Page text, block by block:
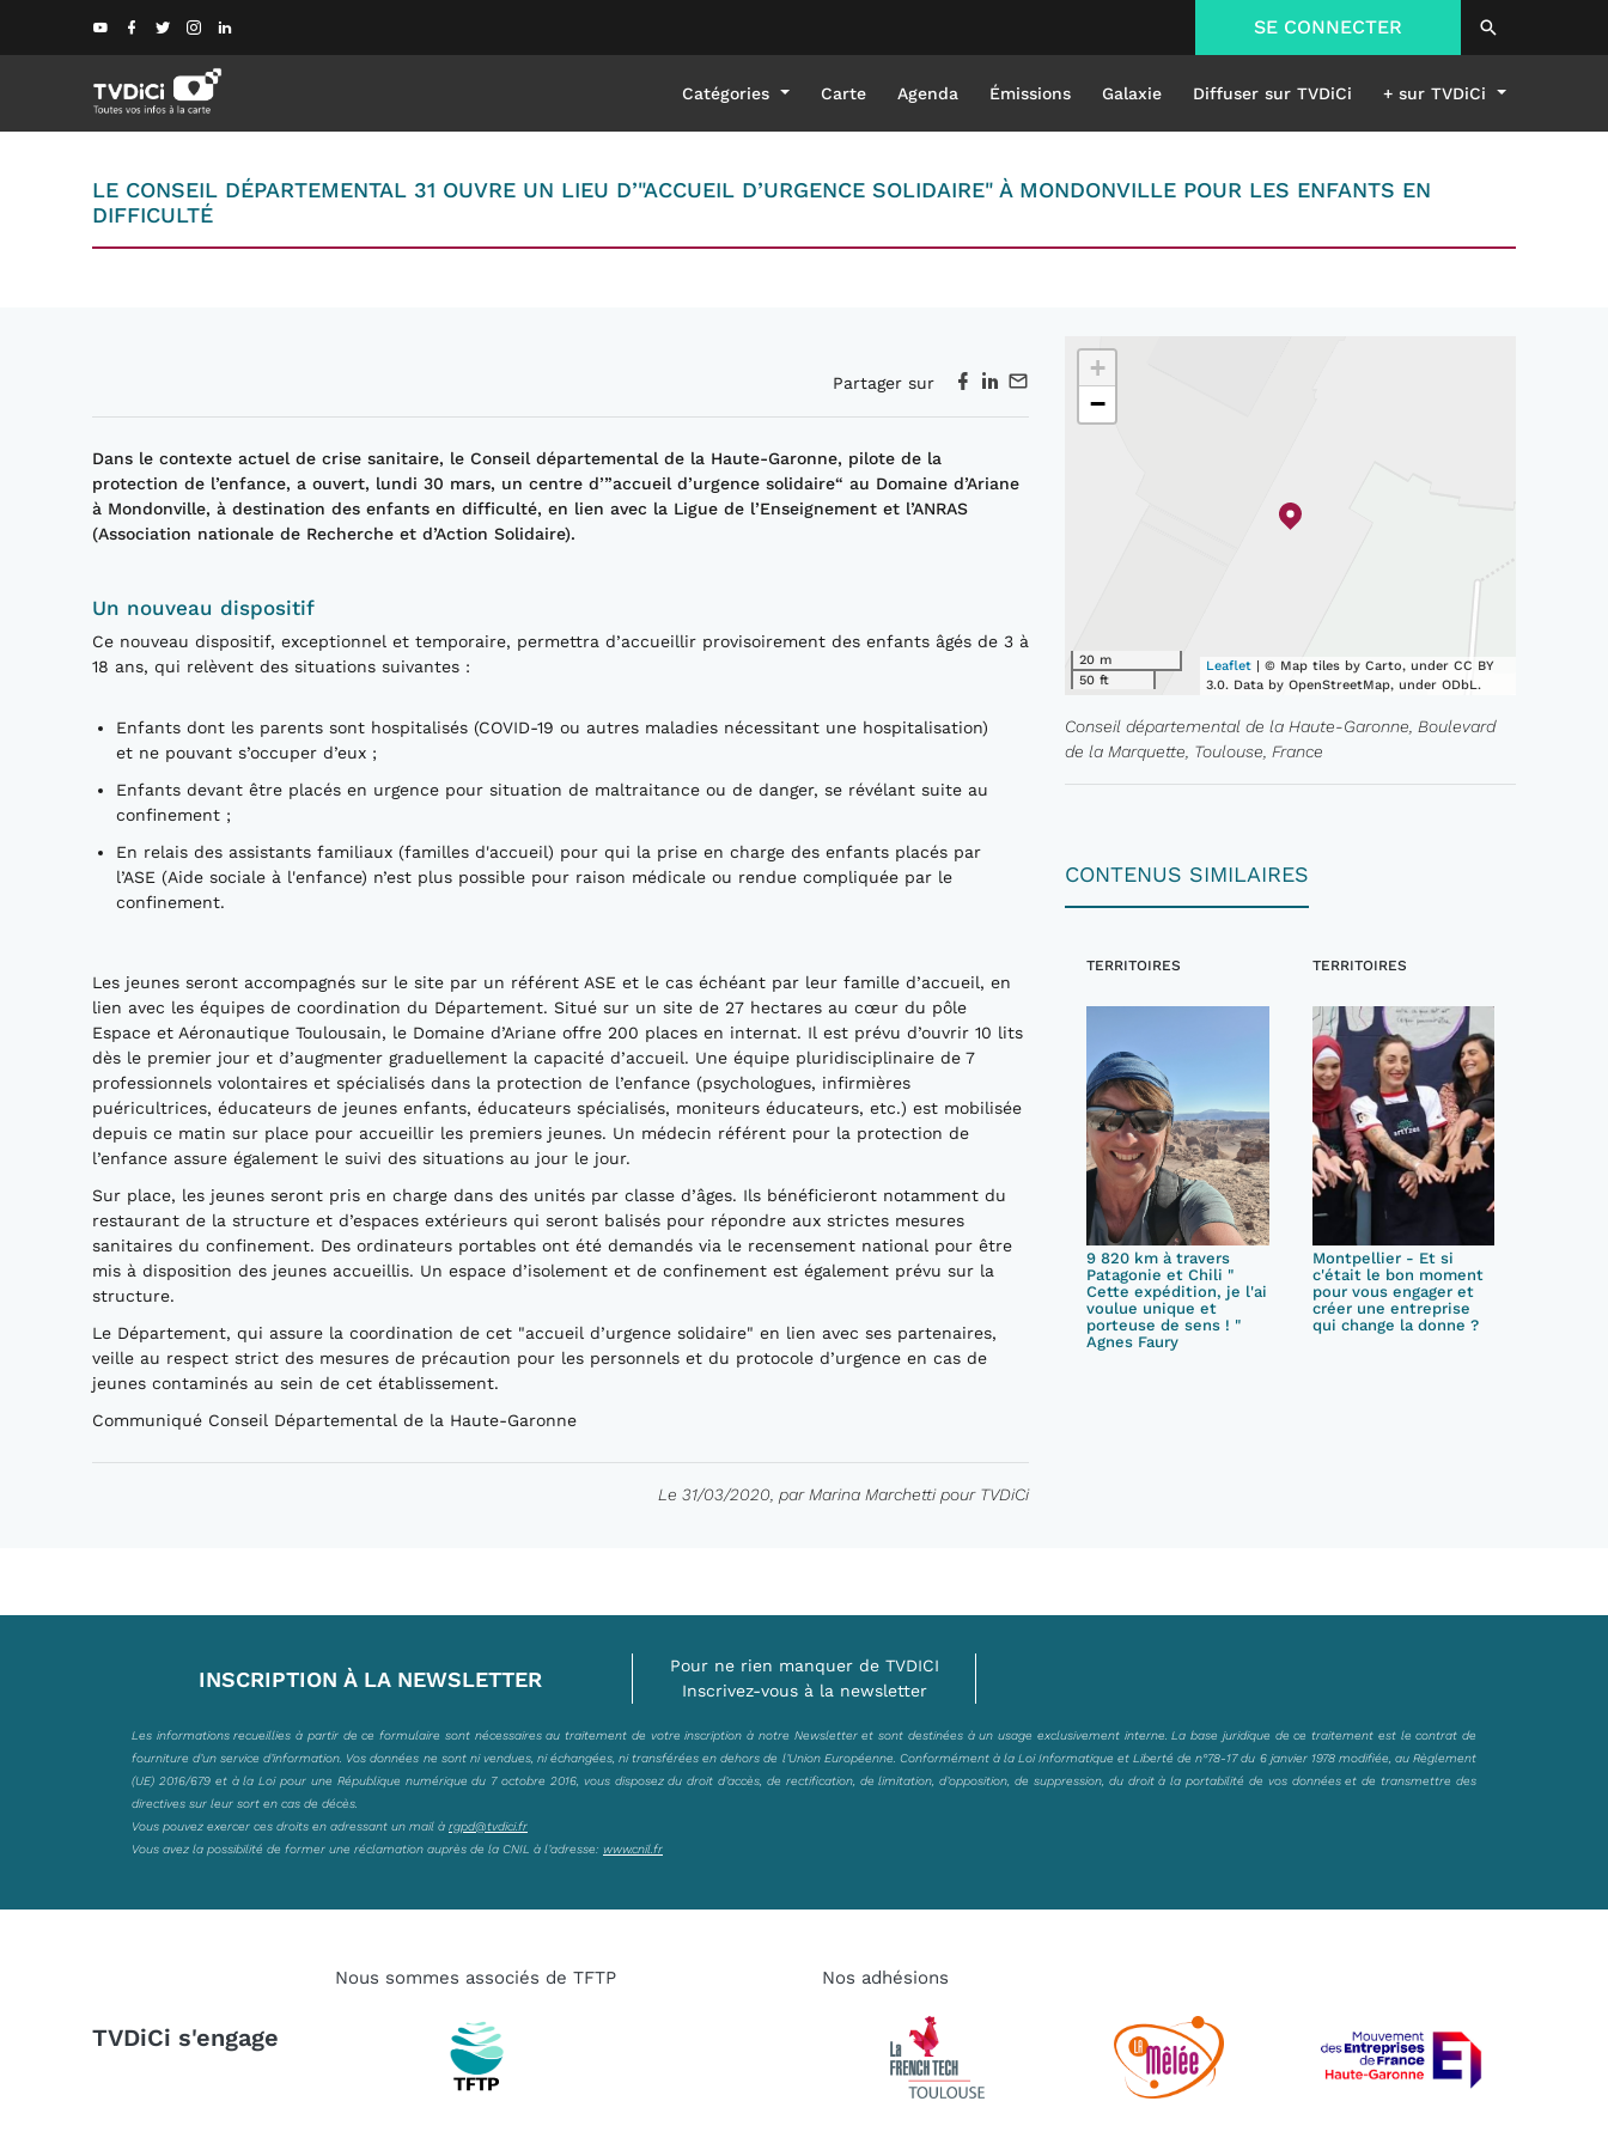
SE CONNECTER
Catégories Carte Agenda Émissions Galaxie Diffuser sur TVDiCi + sur TVDiCi
LE CONSEIL DÉPARTEMENTAL 31 OUVRE UN LIEU D’"ACCUEIL D’URGENCE SOLIDAIRE" À MONDONVILLE POUR LES ENFANTS EN
DIFFICULTÉ
Partager sur
Dans le contexte actuel de crise sanitaire, le Conseil départemental de la Haute-Garonne, pilote de la
protection de l’enfance, a ouvert, lundi 30 mars, un centre d’”accueil d’urgence solidaire“ au Domaine d’Ariane
à Mondonville, à destination des enfants en difficulté, en lien avec la Ligue de l’Enseignement et l’ANRAS
(Association nationale de Recherche et d’Action Solidaire).
Un nouveau dispositif
Ce nouveau dispositif, exceptionnel et temporaire, permettra d’accueillir provisoirement des enfants âgés de 3 à
18 ans, qui relèvent des situations suivantes :
Enfants dont les parents sont hospitalisés (COVID-19 ou autres maladies nécessitant une hospitalisation)
et ne pouvant s’occuper d’eux ;
Enfants devant être placés en urgence pour situation de maltraitance ou de danger, se révélant suite au
confinement ;
En relais des assistants familiaux (familles d'accueil) pour qui la prise en charge des enfants placés par
l’ASE (Aide sociale à l'enfance) n’est plus possible pour raison médicale ou rendue compliquée par le
confinement.
Les jeunes seront accompagnés sur le site par un référent ASE et le cas échéant par leur famille d’accueil, en
lien avec les équipes de coordination du Département. Situé sur un site de 27 hectares au cœur du pôle
Espace et Aéronautique Toulousain, le Domaine d’Ariane offre 200 places en internat. Il est prévu d’ouvrir 10 lits
dès le premier jour et d’augmenter graduellement la capacité d’accueil. Une équipe pluridisciplinaire de 7
professionnels volontaires et spécialisés dans la protection de l’enfance (psychologues, infirmières
puéricultrices, éducateurs de jeunes enfants, éducateurs spécialisés, moniteurs éducateurs, etc.) est mobilisée
depuis ce matin sur place pour accueillir les premiers jeunes. Un médecin référent pour la protection de
l’enfance assure également le suivi des situations au jour le jour.
Sur place, les jeunes seront pris en charge dans des unités par classe d’âges. Ils bénéficieront notamment du
restaurant de la structure et d’espaces extérieurs qui seront balisés pour répondre aux strictes mesures
sanitaires du confinement. Des ordinateurs portables ont été demandés via le recensement national pour être
mis à disposition des jeunes accueillis. Un espace d’isolement et de confinement est également prévu sur la
structure.
Le Département, qui assure la coordination de cet "accueil d’urgence solidaire" en lien avec ses partenaires,
veille au respect strict des mesures de précaution pour les personnels et du protocole d’urgence en cas de
jeunes contaminés au sein de cet établissement.
Communiqué Conseil Départemental de la Haute-Garonne
Le 31/03/2020, par Marina Marchetti pour TVDiCi
+
−
20 m
50 ft
Leaflet | © Map tiles by Carto, under CC BY
3.0. Data by OpenStreetMap, under ODbL.
Conseil départemental de la Haute-Garonne, Boulevard
de la Marquette, Toulouse, France
CONTENUS SIMILAIRES
TERRITOIRES
9 820 km à travers
Patagonie et Chili "
Cette expédition, je l'ai
voulue unique et
porteuse de sens ! "
Agnes Faury
TERRITOIRES
Montpellier - Et si
c'était le bon moment
pour vous engager et
créer une entreprise
qui change la donne ?
INSCRIPTION À LA NEWSLETTER
Pour ne rien manquer de TVDICI
Inscrivez-vous à la newsletter
Les informations recueillies à partir de ce formulaire sont nécessaires au traitement de votre inscription à notre Newsletter et sont destinées à un usage exclusivement interne. La base juridique de ce traitement est le contrat de
fourniture d’un service d’information. Vos données ne sont ni vendues, ni échangées, ni transférées en dehors de l’Union Européenne. Conformément à la Loi Informatique et Liberté de n°78-17 du 6 janvier 1978 modifiée, au Règlement
(UE) 2016/679 et à la Loi pour une République numérique du 7 octobre 2016, vous disposez du droit d’accès, de rectification, de limitation, d’opposition, de suppression, du droit à la portabilité de vos données et de transmettre des
directives sur leur sort en cas de décès.
Vous pouvez exercer ces droits en adressant un mail à rgpd@tvdici.fr
Vous avez la possibilité de former une réclamation auprès de la CNIL à l’adresse: www.cnil.fr
TVDiCi s'engage
Nous sommes associés de TFTP Nos adhésions